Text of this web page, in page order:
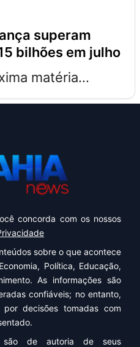
bilhões em julho
matéria...
concorda com os nossos
sobre o que acontece
Política, Educação,
As informações são
confiáveis; no entanto,
por decisões tomadas com
são de autoria de seus